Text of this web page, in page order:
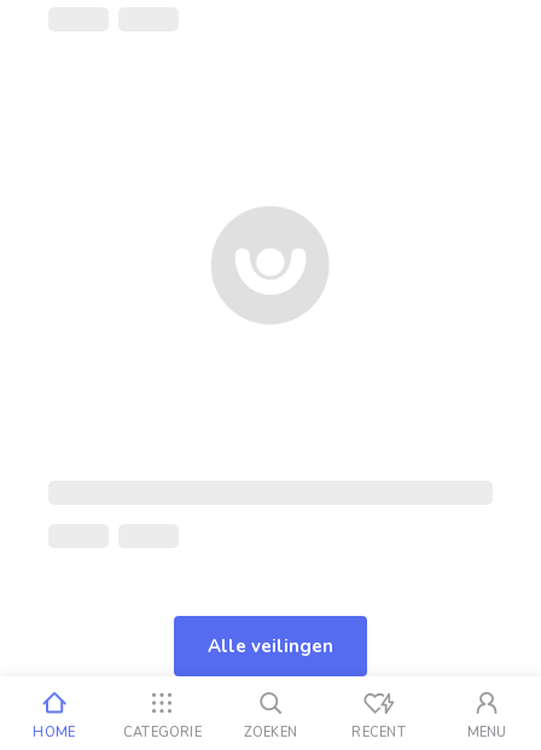
Alle veilingen
HOME CATEGORIE ZOEKEN RECENT MENU